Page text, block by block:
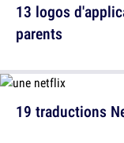
13 logos
parents
19 traductions